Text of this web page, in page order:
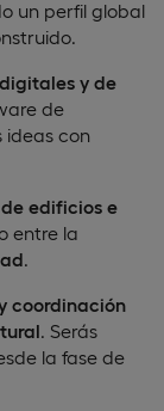
un perfil global
y de
de
ideas con
edificios e
entre la
.
coordinación
. Serás
la fase de